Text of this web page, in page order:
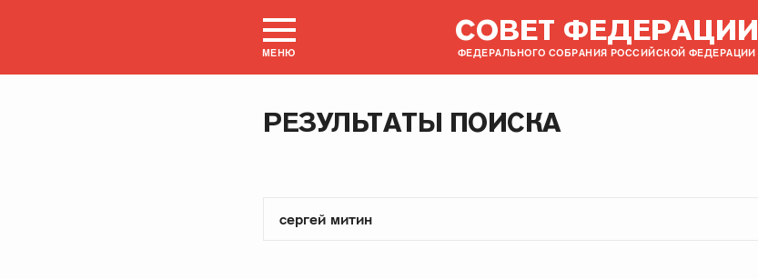
МЕНЮ
СОВЕТ ФЕДЕРАЦИИ
ФЕДЕРАЛЬНОГО СОБРАНИЯ РОССИЙСКОЙ ФЕДЕРАЦИИ
РЕЗУЛЬТАТЫ ПОИСКА